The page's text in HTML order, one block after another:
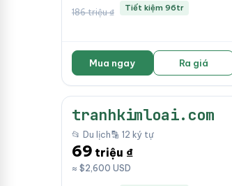
186 triệu ₫ Tiết kiệm 96tr
Mua ngay Ra giá
tranhkimloai.com
📂 Du lịch🔡 12 ký tự
69 triệu ₫
≈ $2,600 USD